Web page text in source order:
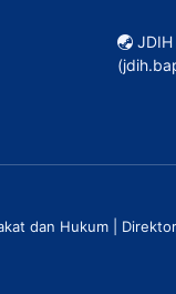
JDIH
dan Hukum |